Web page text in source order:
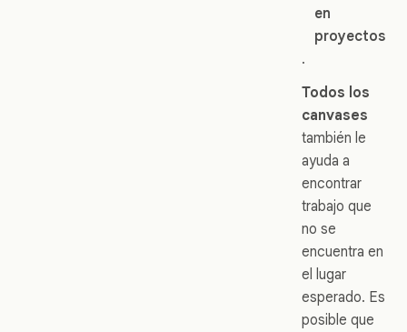
en
proyectos
.
Todos los
canvases
también le
ayuda a
encontrar
trabajo que
no se
encuentra en
el lugar
esperado. Es
posible que